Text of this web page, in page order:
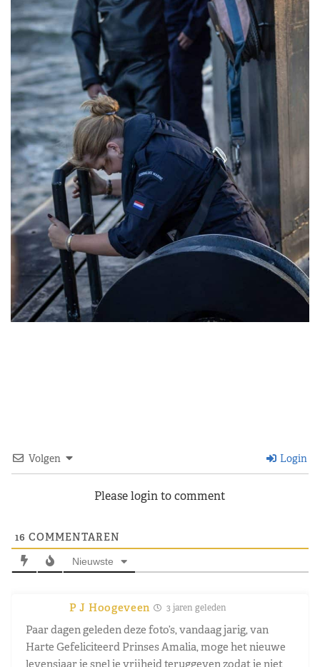
Volgen Login
Please login to comment
16 COMMENTAREN
Nieuwste
P J Hoogeveen 3 jaren geleden
Paar dagen geleden deze foto’s, vandaag jarig, van
Harte Gefeliciteerd Prinses Amalia, moge het nieuwe
levensjaar je snel je vrijheid teruggeven zodat je niet